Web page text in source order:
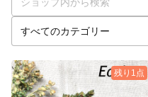
残り1点